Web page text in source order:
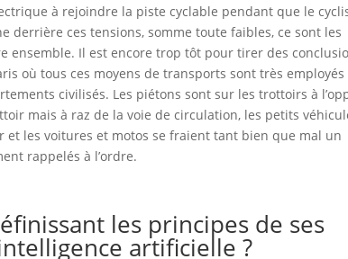
à rejoindre la piste cyclable pendant que le
derrière ces tensions, somme toute faibles, ce sont les
ensemble. Il est encore trop tôt pour tirer des
où tous ces moyens de transports sont très employés
civilisés. Les piétons sont sur les trottoirs à
mais à raz de la voie de circulation, les petits
les voitures et motos se fraient tant bien que mal un
rappelés à l’ordre.
les principes de ses
artificielle ?